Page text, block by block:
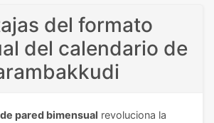
del formato
del calendario de
pared bimensual revoluciona la